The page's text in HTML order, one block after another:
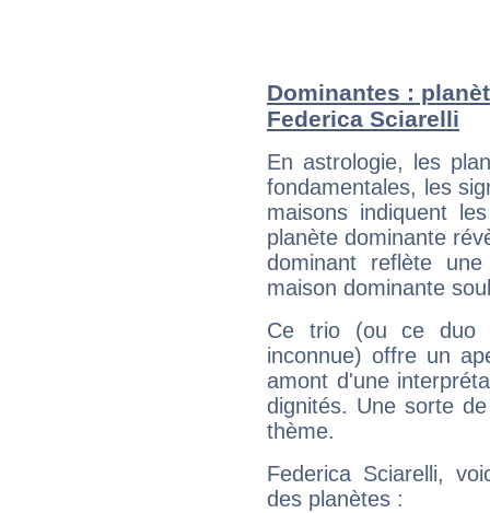
Dominantes :
Federica Sciarelli
En astrologie, les
fondamentales, les
maisons indiquent
planète dominante
dominant reflète
maison dominante
Ce trio (ou ce duo
inconnue) offre un
amont d'une
dignités. Une sorte
thème.
Federica Sciarelli,
des planètes :